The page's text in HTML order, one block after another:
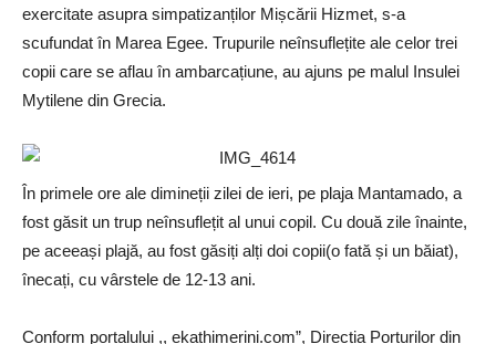
exercitate asupra simpatizanților Mișcării Hizmet, s-a
scufundat în Marea Egee. Trupurile neînsuflețite ale celor trei
copii care se aflau în ambarcațiune, au ajuns pe malul Insulei
Mytilene din Grecia.
În primele ore ale dimineții zilei de ieri, pe plaja Mantamado, a
fost găsit un trup neînsuflețit al unui copil. Cu două zile înainte,
pe aceeași plajă, au fost găsiți alți doi copii(o fată și un băiat),
înecați, cu vârstele de 12-13 ani.
Conform portalului ,, ekathimerini.com”, Direcția Porturilor din